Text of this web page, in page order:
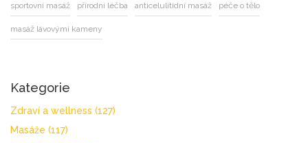
sportovní masáž přírodní léčba anticelulitidní masáž péče o tělo
masáž lávovými kameny
Kategorie
Zdraví a wellness (127)
Masáže (117)